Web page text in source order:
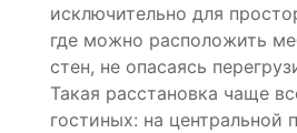
исключительно для
где можно расположить
стен, не опасаясь
Такая расстановка чаще
гостиных: на центральной